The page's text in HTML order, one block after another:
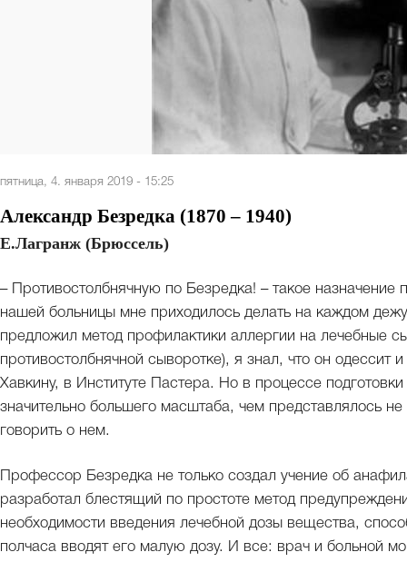
пятница, 4. января 2019 - 15:25
Александр Безредка (1870 – 1940)
Е.Лагранж (Брюссель)
– Противостолбнячную по Безредка! – такое
нашей больницы мне приходилось делать на каждом
предложил метод профилактики аллергии на лечебные
противостолбнячной сыворотке), я знал, что он одессит
Хавкину, в Институте Пастера. Но в процессе
значительно большего масштаба, чем представлялось
говорить о нем.
Профессор Безредка не только создал учение об
разработал блестящий по простоте метод
необходимости введения лечебной дозы вещества,
полчаса вводят его малую дозу. И все: врач и больной